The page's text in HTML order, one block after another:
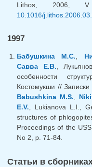
Lithos, 2006,
10.1016/
1997
Бабушкина М.С.,
Савва Е.В.,
особенности
Костомукши //
Babushkina M.S.,
E.V., Lukianova L.I.,
structures of
Proceedings of the
No 2, p. 71-84.
Cтатьи в